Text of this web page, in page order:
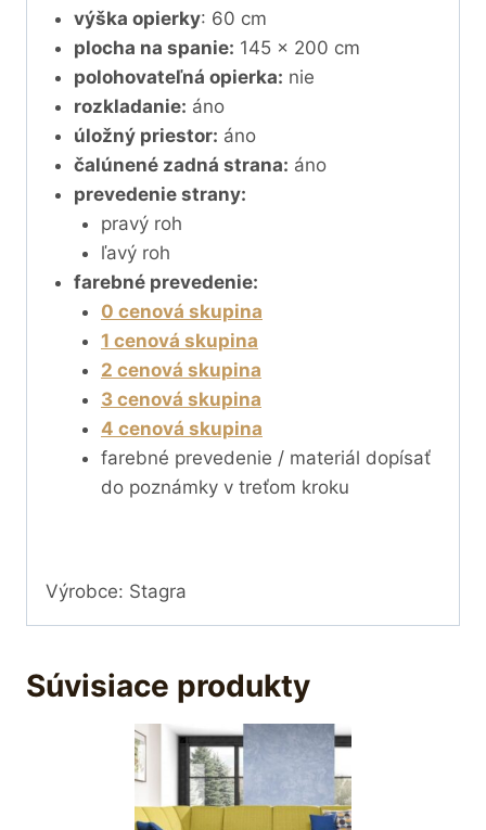
výška opierky: 60 cm
plocha na spanie: 145 x 200 cm
polohovateľná opierka: nie
rozkladanie: áno
úložný priestor: áno
čalúnené zadná strana: áno
prevedenie strany:
pravý roh
ľavý roh
farebné prevedenie:
0 cenová skupina
1 cenová skupina
2 cenová skupina
3 cenová skupina
4 cenová skupina
farebné prevedenie / materiál dopísať
do poznámky v treťom kroku
Výrobce: Stagra
Súvisiace produkty